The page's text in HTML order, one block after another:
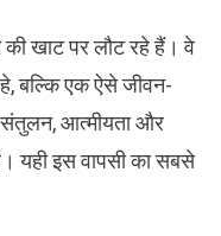
की खाट पर लौट रहे हैं। वे
बल्कि एक ऐसे जीवन-
संतुलन, आत्मीयता और
यही इस वापसी का सबसे